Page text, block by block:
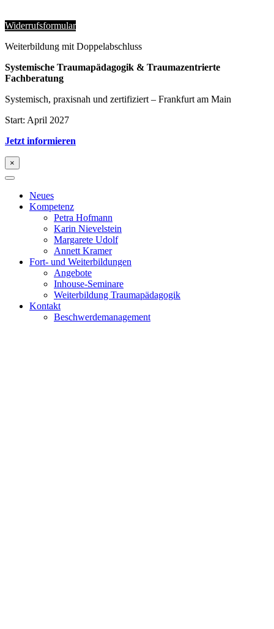
Widerrufsformular
Weiterbildung mit Doppelabschluss
Systemische Traumapädagogik & Traumazentrierte
Fachberatung
Systemisch, praxisnah und zertifiziert – Frankfurt am Main
Start: April 2027
Jetzt informieren
×
Neues
Kompetenz
Petra Hofmann
Karin Nievelstein
Margarete Udolf
Annett Kramer
Fort- und Weiterbildungen
Angebote
Inhouse-Seminare
Weiterbildung Traumapädagogik
Kontakt
Beschwerdemanagement